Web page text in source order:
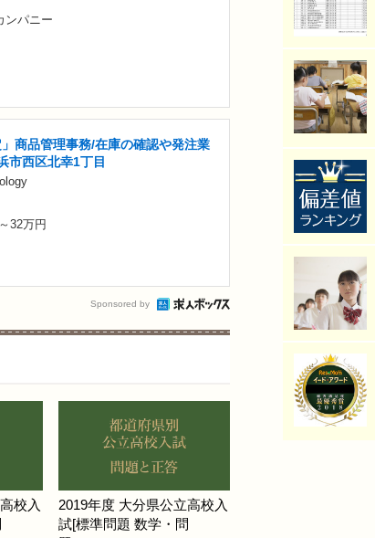
ンパニー
」商品管理事務/在庫の確認や発注業
市西区北幸1丁目
32万円
Sponsored by
校入
2019年度 大分県公立高校入
試[標準問題 数学・問